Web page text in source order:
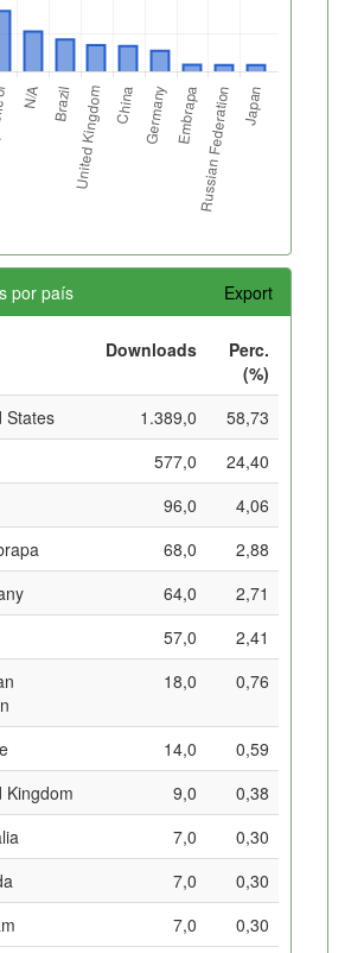
por país Export
Downloads
Perc.
(%)
States
1.389,0
58,73
577,0
24,40
96,0
4,06
68,0
2,88
64,0
2,71
57,0
2,41
18,0 0,76
14,0
0,59
Kingdom
9,0
0,38
7,0
0,30
7,0
0,30
7,0
0,30